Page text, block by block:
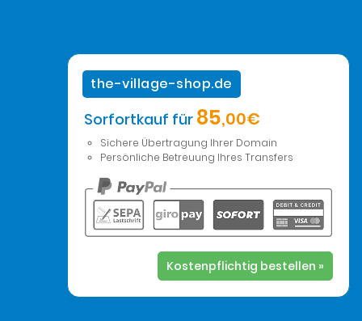
the-village-shop.de
Sorfortkauf für 85,00€
Sichere Übertragung Ihrer Domain
Persönliche Betreuung Ihres Transfers
Kostenpflichtig bestellen »